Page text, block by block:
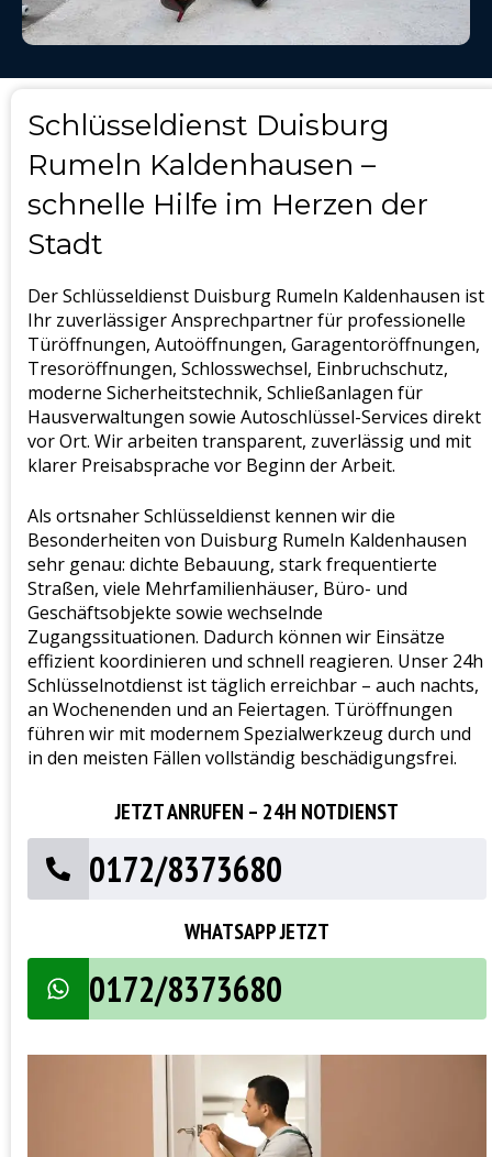
Schlüsseldienst Duisburg
Rumeln Kaldenhausen –
schnelle Hilfe im Herzen der
Stadt
Der Schlüsseldienst Duisburg Rumeln Kaldenhausen ist
Ihr zuverlässiger Ansprechpartner für professionelle
Türöffnungen, Autoöffnungen, Garagentoröffnungen,
Tresoröffnungen, Schlosswechsel, Einbruchschutz,
moderne Sicherheitstechnik, Schließanlagen für
Hausverwaltungen sowie Autoschlüssel-Services direkt
vor Ort. Wir arbeiten transparent, zuverlässig und mit
klarer Preisabsprache vor Beginn der Arbeit.
Als ortsnaher Schlüsseldienst kennen wir die
Besonderheiten von Duisburg Rumeln Kaldenhausen
sehr genau: dichte Bebauung, stark frequentierte
Straßen, viele Mehrfamilienhäuser, Büro- und
Geschäftsobjekte sowie wechselnde
Zugangssituationen. Dadurch können wir Einsätze
effizient koordinieren und schnell reagieren. Unser 24h
Schlüsselnotdienst ist täglich erreichbar – auch nachts,
an Wochenenden und an Feiertagen. Türöffnungen
führen wir mit modernem Spezialwerkzeug durch und
in den meisten Fällen vollständig beschädigungsfrei.
JETZT ANRUFEN – 24H NOTDIENST
0172/8373680
WHATSAPP JETZT
0172/8373680